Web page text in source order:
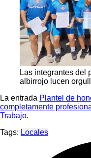
Las integrantes del
albirrojo lucen
La entrada Plantel de
completamente
Trabajo.
Tags: Locales